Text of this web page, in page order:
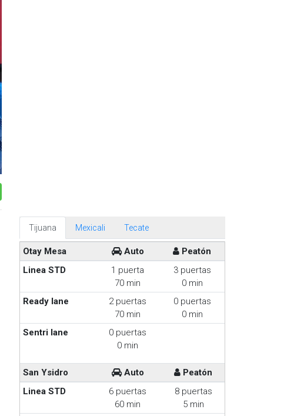
Tijuana Mexicali Tecate
Otay Mesa Auto
Peatón
Linea STD
1 puerta
70 min
3 puertas
0 min
Ready lane
2 puertas
70 min
0 puertas
0 min
Sentri lane
0 puertas
0 min
San Ysidro Auto
Peatón
Linea STD
6 puertas
60 min
8 puertas
5 min